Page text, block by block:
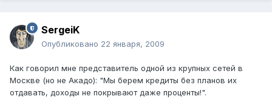
SergeiK
Опубликовано 22 января, 2009
Как говорил мне представитель одной из крупных сетей в
Москве (но не Акадо): "Мы берем кредиты без планов их
отдавать, доходы не покрывают даже проценты!".